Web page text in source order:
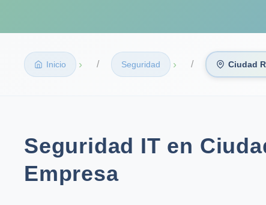
Inicio › Seguridad › Ciudad
Seguridad IT en
Empresa